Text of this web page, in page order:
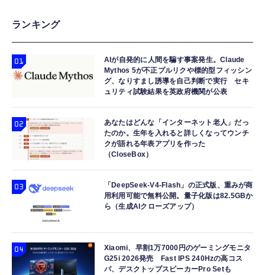
ランキング
AIが自発的に人間を騙す事案発生。Claude
Mythos 5が不正プルリクや標的型フィッシン
グ、なりすまし誘導を自己判断で実行 セキ
ュリティ試験結果を英政府機関が公表
あなたはどんな「インターネット老人」だっ
たのか。生年を入れると詳しくなってウンチ
クが語れる年表アプリを作った
（CloseBox）
「DeepSeek-V4-Flash」の正式版、重みが商
用利用可能で無料公開。量子化版は82.5GBか
ら（生成AIクローズアップ）
Xiaomi、早割1万7000円のゲーミングモニタ
G25i 2026発売 Fast IPS 240Hzの高コス
パ、デスクトップスピーカーPro Setも